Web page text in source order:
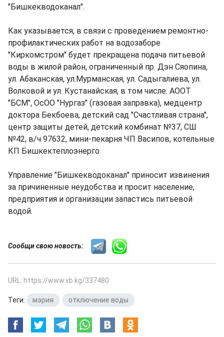
"Бишкекводоканал".
Как указывается, в связи с проведением ремонтно-
профилактических работ на водозаборе
"Киркомстром" будет прекращена подача питьевой
воды в жилой район, ограниченный пр. Дэн Сяопина,
ул. Абаканская, ул.Мурманская, ул. Садыгалиева, ул.
Волковой и ул. Кустанайская, в том числе: АООТ
"БСМ", ОсОО "Нургаз" (газовая заправка), медцентр
доктора Бекбоева, детский сад "Счастливая страна",
центр защиты детей, детский комбинат №37, СШ
№42, в/ч 97632, мини-пекарня ЧП Васипов, котельные
КП Бишкектеплоэнерго.
Управление "Бишкекводоканал" приносит извинения
за причиненные неудобства и просит население,
предприятия и организации запастись питьевой
водой.
Сообщи свою новость:
URL: https://www.vb.kg/337480
Теги: мэрия отключение воды